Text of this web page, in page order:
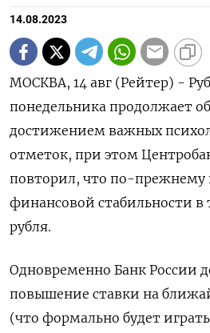
14.08.2023
МОСКВА, 14 авг (Рейтер) -
понедельника продолжает
достижением важных
отметок, при этом
повторил, что по-прежнему
финансовой стабильности
рубля.
Одновременно Банк России
повышение ставки на
(что формально будет